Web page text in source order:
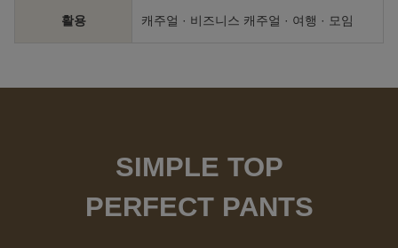
활용 캐주얼 · 비즈니스 캐주얼 · 여행 · 모임
SIMPLE TOP
PERFECT PANTS